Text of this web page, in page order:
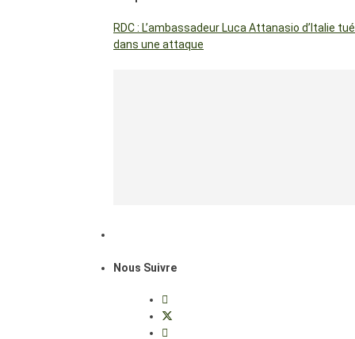
RDC : L’ambassadeur Luca Attanasio d’Italie tué
dans une attaque
Nous Suivre